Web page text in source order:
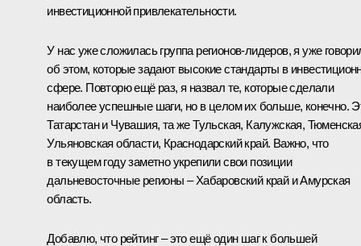
инвестиционной привлекательности.
У нас уже сложилась группа регионов-лидеров, я уже
об этом, которые задают высокие стандарты в
сфере. Повторю ещё раз, я назвал те, которые сделали
наиболее успешные шаги, но в целом их больше, конечно.
Татарстан и Чувашия, та же Тульская, Калужская,
Ульяновская области, Краснодарский край. Важно, что
в текущем году заметно укрепили свои позиции
дальневосточные регионы – Хабаровский край и Амурская
область.
Добавлю, что рейтинг – это ещё один шаг к большей